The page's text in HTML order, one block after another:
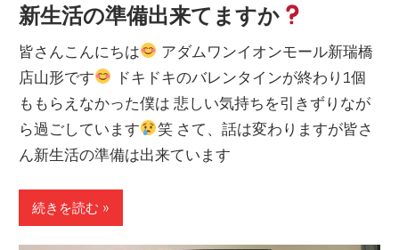
新生活の準備出来てますか
皆さんこんにちは
アダムワンイオンモール新瑞橋
店山形です
ドキドキのバレンタインが終わり1個
ももらえなかった僕は 悲しい気持ちを引きずりなが
ら過ごしています
笑 さて、話は変わりますが皆さ
ん新生活の準備は出来ています
続きを読む »